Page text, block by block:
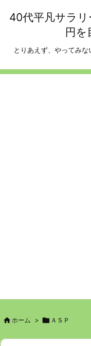
40代平凡サラ
円を
とりあえず、やってみな
 ホーム >  ＡＳＰ